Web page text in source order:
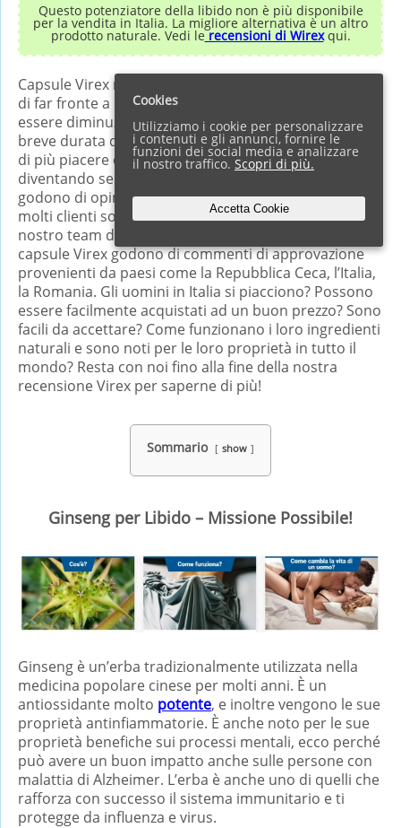
Questo potenziatore della libido non è più disponibile
per la vendita in Italia. La migliore alternativa è un altro
prodotto naturale. Vedi lerecensioni di Wirexqui.
Capsule Virex naturale consentono a qualsiasi uomo
di far fronte a problemi intimi – se questo dovrebbe
essere diminuzione della libido, erezione instabile,
breve durata dell’atto o semplicemente un desiderio
di più piacere ed euforia a letto. Pertanto, stanno
diventando sempre più popolari in Europa, dove
godono di opinioni positive e feedback da parte di
molti clienti soddisfatti. È giunto il momento per il
nostro team di studiare le sue proprietà e perché le
capsule Virex godono di commenti di approvazione
provenienti da paesi come la Repubblica Ceca, l’Italia,
la Romania. Gli uomini in Italia si piacciono? Possono
essere facilmente acquistati ad un buon prezzo? Sono
facili da accettare? Come funzionano i loro ingredienti
naturali e sono noti per le loro proprietà in tutto il
mondo? Resta con noi fino alla fine della nostra
recensione Virex per saperne di più!
Sommario show
Ginseng per Libido – Missione Possibile!
Ginseng è un’erba tradizionalmente utilizzata nella
medicina popolare cinese per molti anni. È un
antiossidante molto potente, e inoltre vengono le sue
proprietà antinfiammatorie. È anche noto per le sue
proprietà benefiche sui processi mentali, ecco perché
può avere un buon impatto anche sulle persone con
malattia di Alzheimer. L’erba è anche uno di quelli che
rafforza con successo il sistema immunitario e ti
protegge da influenza e virus.
Cookies
Utilizziamo i cookie per personalizzare
i contenuti e gli annunci, fornire le
funzioni dei social media e analizzare
il nostro traffico. Scopri di più.
Accetta Cookie